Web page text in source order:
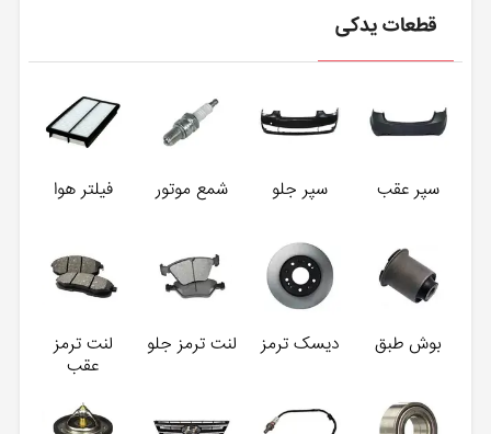
قطعات یدکی
سپر عقب سپر جلو شمع موتور فیلتر هوا
بوش طبق دیسک ترمز لنت ترمز جلو
لنت ترمز
عقب